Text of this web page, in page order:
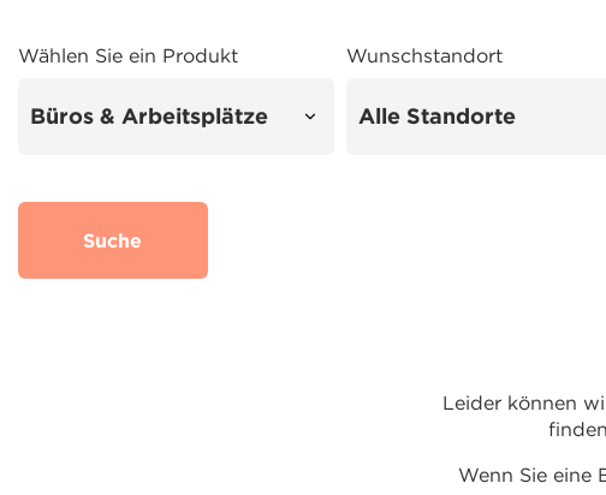
Wählen Sie ein Produkt Wunschstandort
Suche
Leider können
Wenn Sie eine